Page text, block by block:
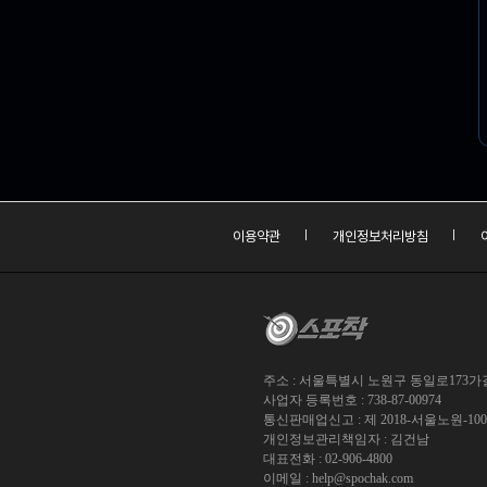
이용약관 개인정보처리방침
주소 : 서울특별시 노원구 동일로173가
사업자 등록번호 : 738-87-00974
통신판매업신고 : 제 2018-서울노원-
개인정보관리책임자 : 김건남
대표전화 : 02-906-4800
이메일 : help@spochak.com